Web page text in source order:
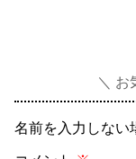
お
名前を入力しない